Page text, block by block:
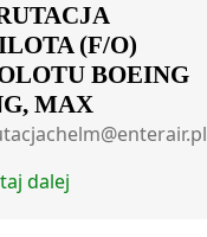
(F/O)
BOEING
MAX
dalej